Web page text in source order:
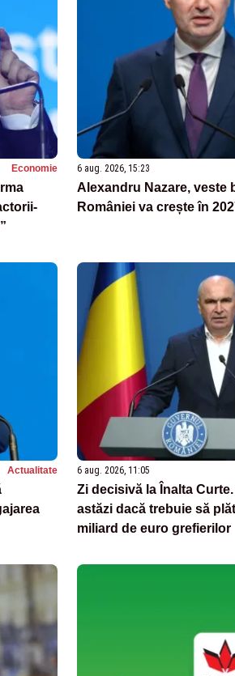
Economie 6 aug. 2026, 15:23
Alexandru Nazare, veste
României va crește în
Actualitate 6 aug. 2026, 11:05
Zi decisivă la Înalta
astăzi dacă trebuie să
miliard de euro grefierilor